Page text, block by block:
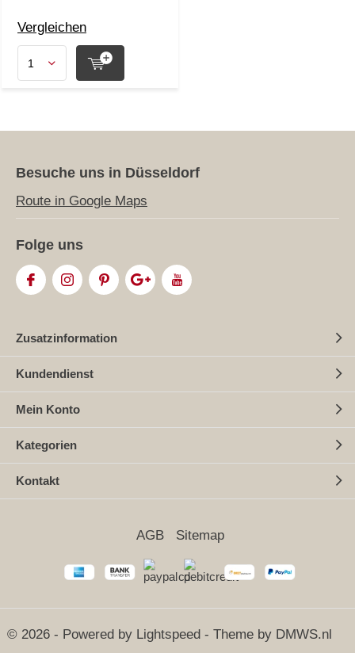
Vergleichen
Besuche uns in Düsseldorf
Route in Google Maps
Folge uns
Zusatzinformation
Kundendienst
Mein Konto
Kategorien
Kontakt
© 2026 - Powered by Lightspeed - Theme by DMWS.nl
AGB Sitemap